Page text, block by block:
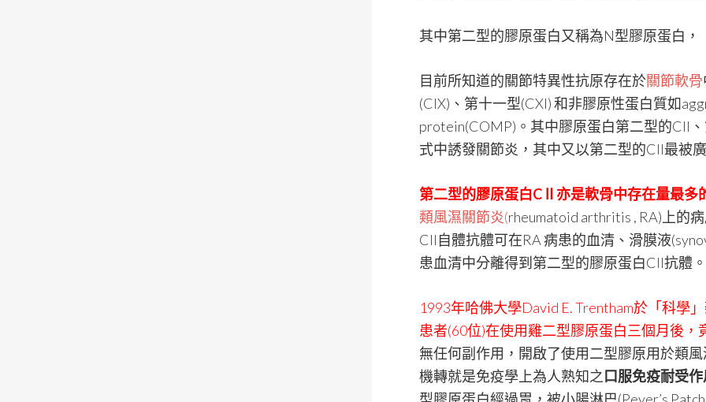
其中第二型的膠原蛋白又稱為N型膠原蛋白，
目前所知道的關節特異性抗原存在於關節軟骨
(CIX)、第十一型(CXI) 和非膠原性蛋白質如
protein(COMP)。其中膠原蛋白第二型的CII
式中誘發關節炎，其中又以第二型的CII最被
第二型的膠原蛋白CⅡ亦是軟骨中存在量最多
類風濕關節炎(rheumatoid arthritis , RA)上的
CII自體抗體可在RA 病患的血清、滑膜液
患血清中分離得到第二型的膠原蛋白CII抗體
1993年哈佛大學David E. Trentham於「科學
患者(60位)在使用雞二型膠原蛋白三個月後
無任何副作用，開啟了使用二型膠原用於類
機轉就是免疫學上為人熟知之口服免疫耐受